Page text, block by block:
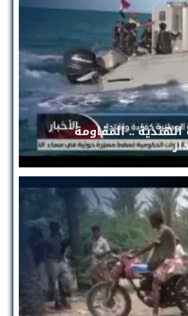
.. المقاومة